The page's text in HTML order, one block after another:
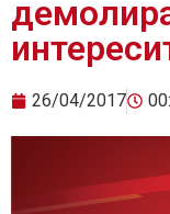
26/04/2017